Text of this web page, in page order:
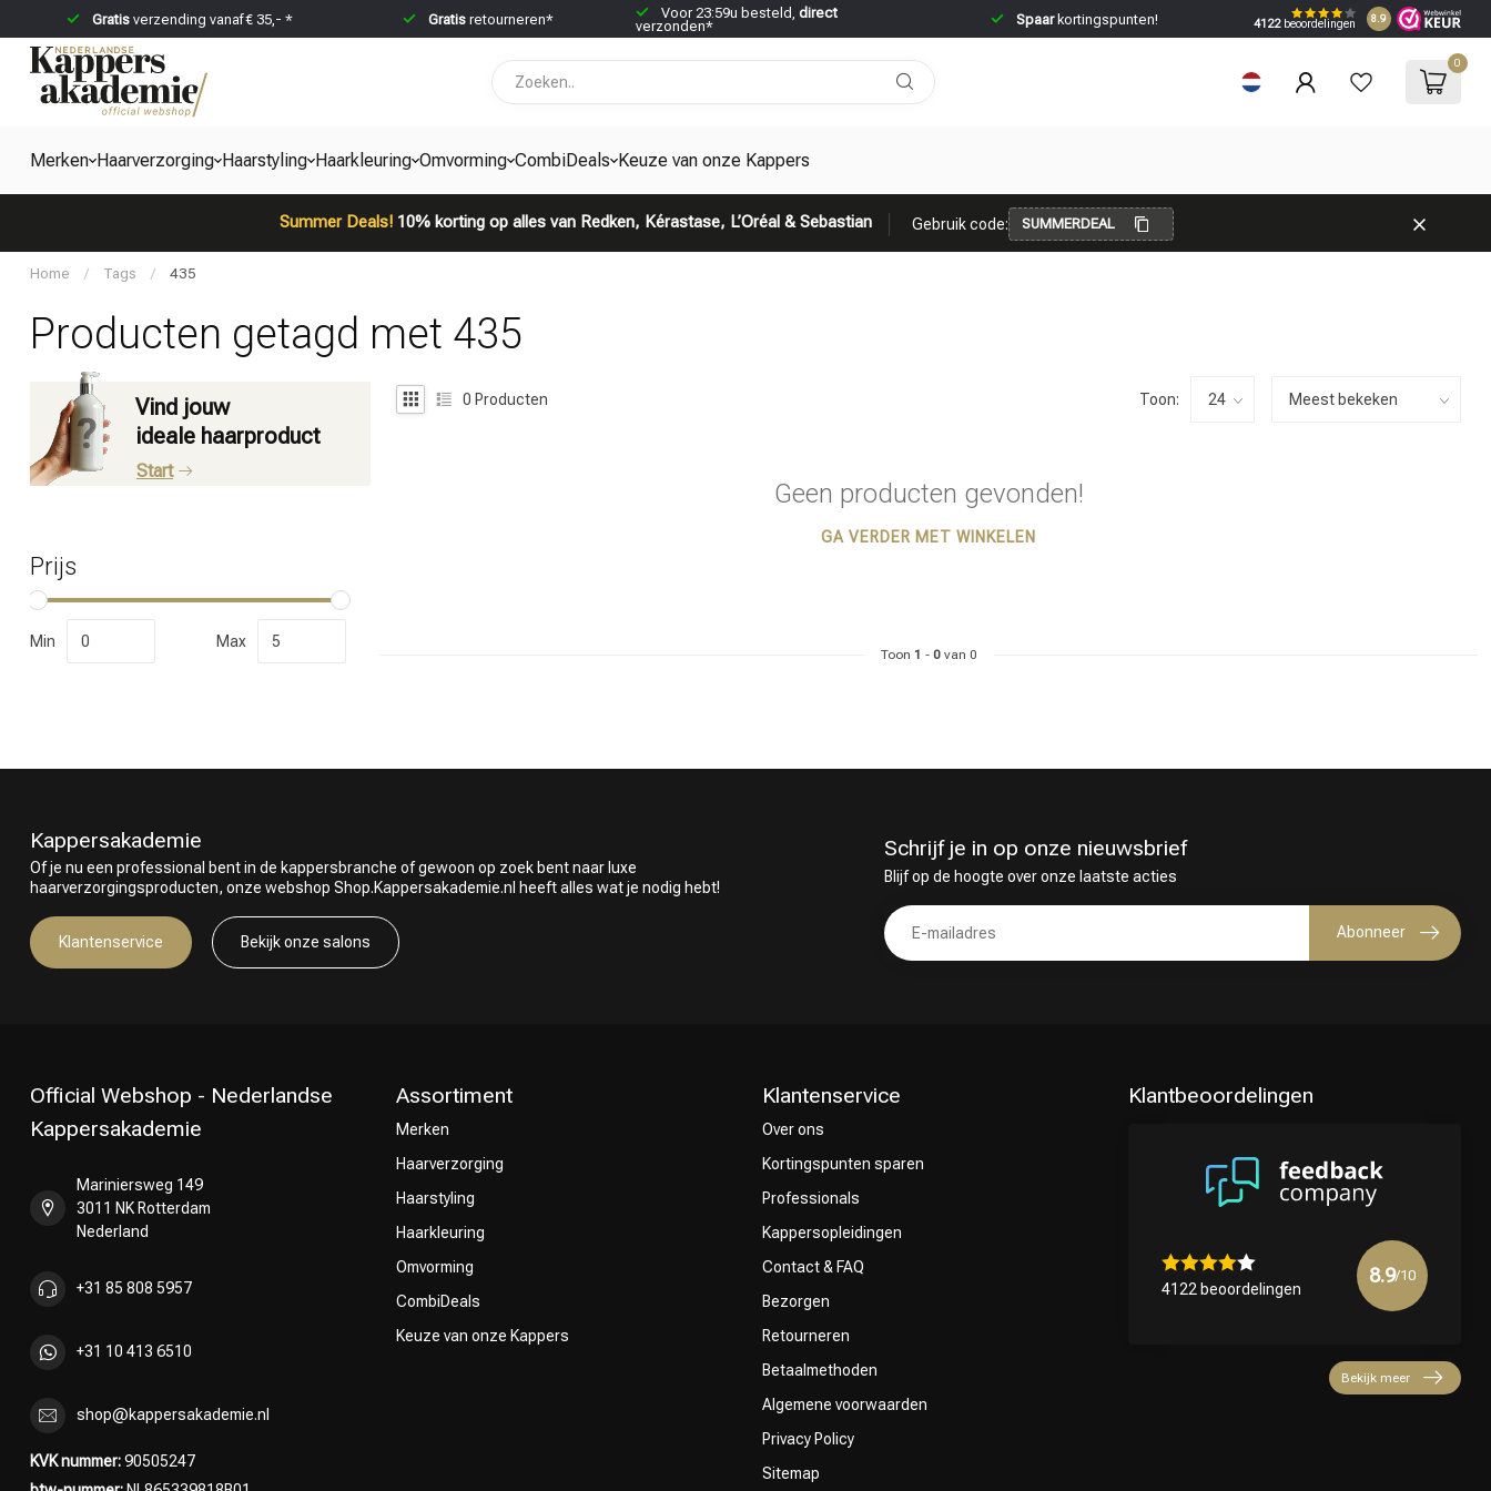
Gratisverzending vanaf € 35,- * Gratisretourneren* Voor 23:59u besteld, direct
verzonden*
Spaarkortingspunten! 4122beoordelingen 8.9
0
Merken Haarverzorging Haarstyling Haarkleuring Omvorming CombiDeals Keuze van onze Kappers
Summer Deals!10% korting op alles van Redken, Kérastase, L’Oréal & Sebastian Gebruik code: SUMMERDEAL
Welke categorie ben jij naar op zoek?
Merken
Kappers
Home / Tags / 435
Producten getagd met 435
Vind jouw
ideale haarproduct
Start
Prijs
Min Max
0 Producten Toon:
Geen producten gevonden!
GA VERDER MET WINKELEN
Toon 1 - 0van 0
Kappersakademie
Of je nu een professional bent in de kappersbranche of gewoon op zoek bent naar luxe
haarverzorgingsproducten, onze webshop Shop.Kappersakademie.nl heeft alles wat je nodig hebt!
Klantenservice Bekijk onze salons
Schrijf je in op onze nieuwsbrief
Blijf op de hoogte over onze laatste acties
Abonneer
Official Webshop - Nederlandse
Kappersakademie
Mariniersweg 149
3011 NK Rotterdam
Nederland
+31 85 808 5957
+31 10 413 6510
shop@kappersakademie.nl
KVK nummer:90505247
Assortiment
Merken
Haarverzorging
Haarstyling
Haarkleuring
Omvorming
CombiDeals
Keuze van onze Kappers
Klantenservice
Over ons
Kortingspunten sparen
Professionals
Kappersopleidingen
Contact & FAQ
Bezorgen
Retourneren
Betaalmethoden
Algemene voorwaarden
Privacy Policy
Sitemap
Klantbeoordelingen
4122 beoordelingen
8.9/10
Bekijk meer